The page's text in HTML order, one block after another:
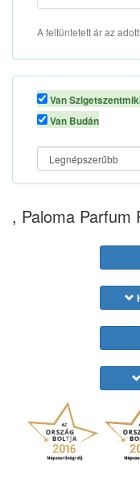
A feltüntetett ár az
Van
Van Budán
, Paloma Parfum